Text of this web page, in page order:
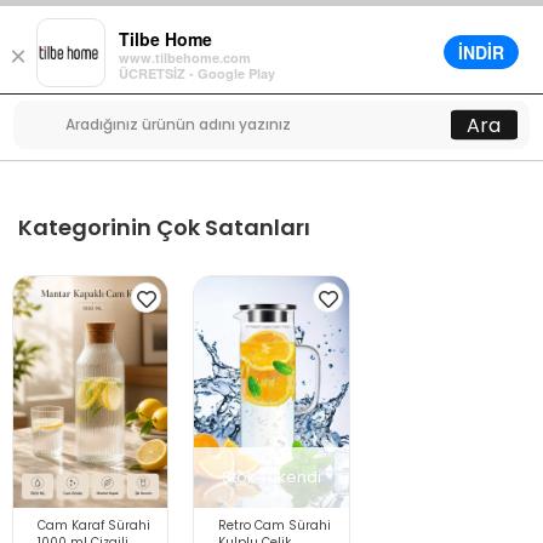
×
Tilbe Home
www.tilbehome.com
ÜCRETSİZ - Google Play
İNDİR
Menü
0
Ara
Kategorinin Çok Satanları
Cam Karaf Sürahi
Stok Tükendi
Retro Cam Sürahi